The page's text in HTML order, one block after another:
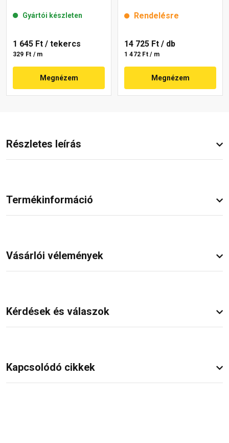
Gyártói készleten
1 645 Ft / tekercs
329 Ft / m
Megnézem
Rendelésre
14 725 Ft / db
1 472 Ft / m
Megnézem
Részletes leírás
Termékinformáció
Vásárlói vélemények
Kérdések és válaszok
Kapcsolódó cikkek